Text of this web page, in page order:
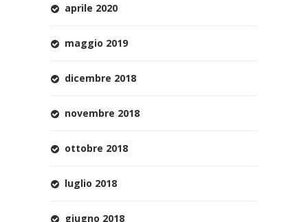
aprile 2020
maggio 2019
dicembre 2018
novembre 2018
ottobre 2018
luglio 2018
giugno 2018